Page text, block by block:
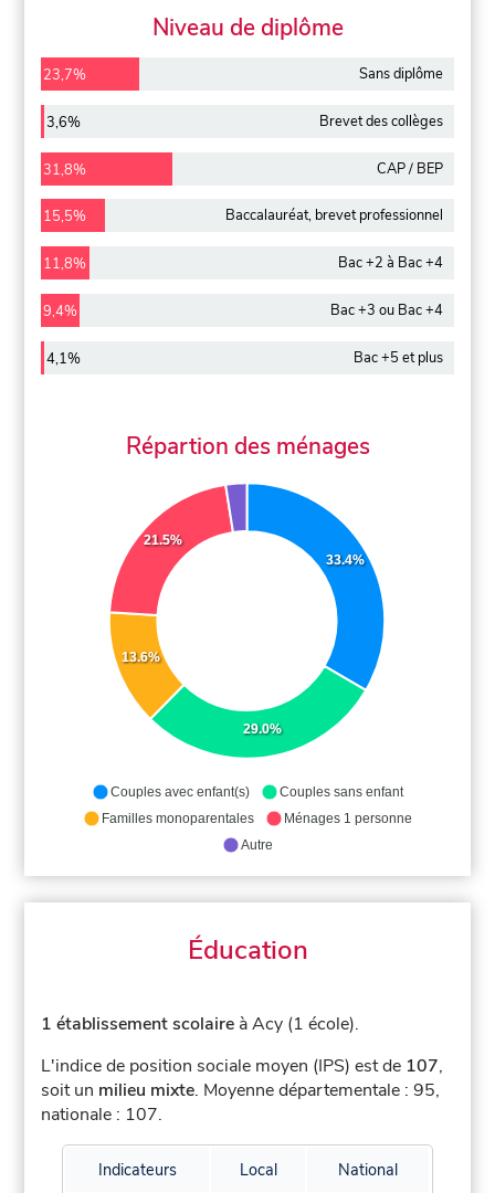
Niveau de diplôme
23,7% Sans diplôme
3,6% Brevet des collèges
31,8% CAP / BEP
15,5% Baccalauréat, brevet professionnel
11,8% Bac +2 à Bac +4
9,4% Bac +3 ou Bac +4
4,1% Bac +5 et plus
Répartion des ménages
33.4%
29.0%
13.6%
21.5%
Couples avec enfant(s)
Couples sans enfant
Familles monoparentales
Ménages 1 personne
Autre
Éducation
1 établissement scolaire à Acy (1 école).
L'indice de position sociale moyen (IPS) est de 107,
soit un milieu mixte. Moyenne départementale : 95,
nationale : 107.
Indicateurs Local National